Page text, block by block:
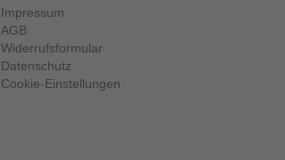
Impressum
AGB
Widerrufsformular
Datenschutz
Cookie-Einstellungen